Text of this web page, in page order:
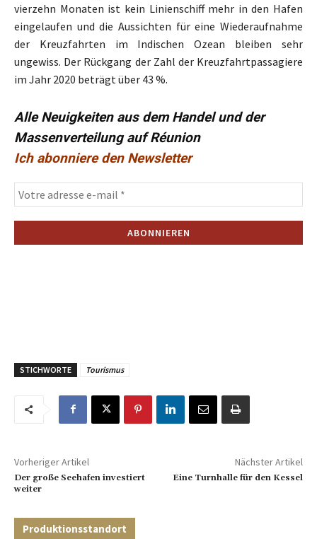
vierzehn Monaten ist kein Linienschiff mehr in den Hafen
eingelaufen und die Aussichten für eine Wiederaufnahme
der Kreuzfahrten im Indischen Ozean bleiben sehr
ungewiss. Der Rückgang der Zahl der Kreuzfahrtpassagiere
im Jahr 2020 beträgt über 43 %.
Alle Neuigkeiten aus dem Handel und der
Massenverteilung auf Réunion
Ich abonniere den Newsletter
STICHWORTE Tourismus
Vorheriger Artikel
Der große Seehafen investiert
weiter
Nächster Artikel
Eine Turnhalle für den Kessel
Produktionsstandort